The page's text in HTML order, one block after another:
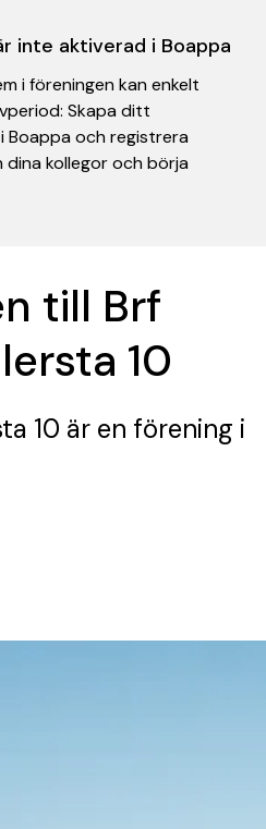
inte aktiverad i Boappa
i föreningen kan enkelt
Skapa ditt
Boappa och registrera
dina kollegor och börja
till Brf
10
10 är en förening i